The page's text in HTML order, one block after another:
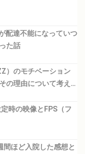
配達不能になっていつ
た話
）のモチベーション
の理由について考え
時の映像とFPS（フ
間ほど入院した感想と